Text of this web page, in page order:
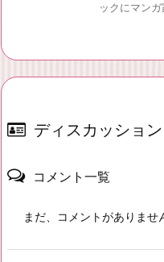
ックにマン
ディスカッション
コメント一覧
まだ、コメントがありませ